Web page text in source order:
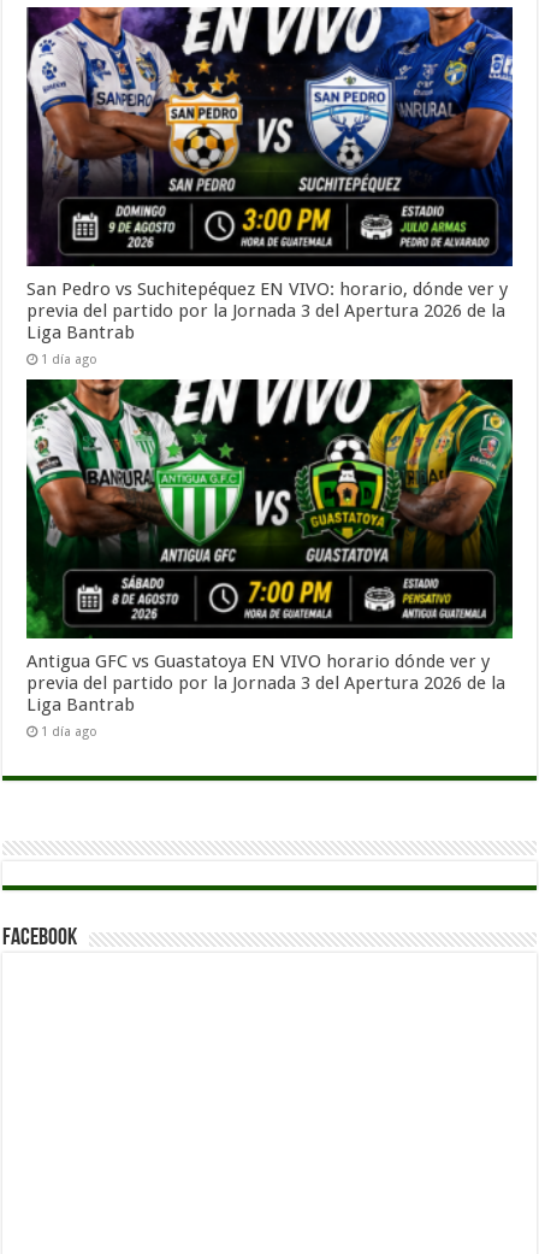
San Pedro vs Suchitepéquez EN VIVO: horario, dónde ver y
previa del partido por la Jornada 3 del Apertura 2026 de la
Liga Bantrab
1 día ago
Antigua GFC vs Guastatoya EN VIVO horario dónde ver y
previa del partido por la Jornada 3 del Apertura 2026 de la
Liga Bantrab
1 día ago
Facebook